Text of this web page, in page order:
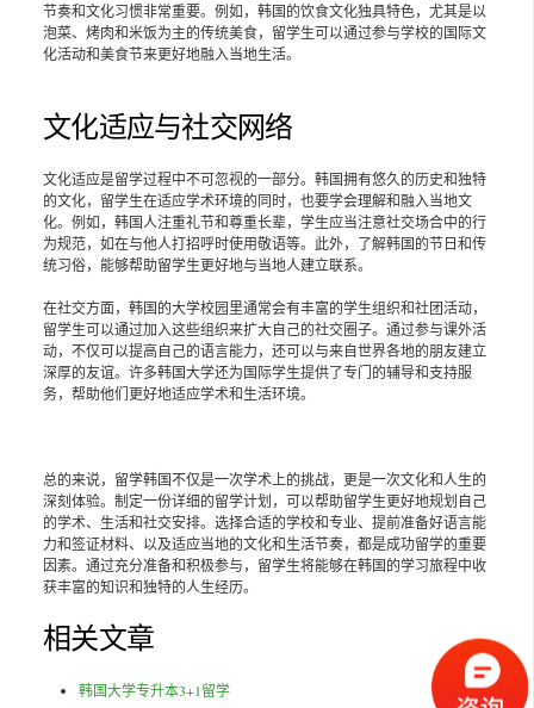
节奏和文化习惯非常重要。例如，韩国的饮食文化独具特色，尤其是以
泡菜、烤肉和米饭为主的传统美食，留学生可以通过参与学校的国际文
化活动和美食节来更好地融入当地生活。
文化适应与社交网络
文化适应是留学过程中不可忽视的一部分。韩国拥有悠久的历史和独特
的文化，留学生在适应学术环境的同时，也要学会理解和融入当地文
化。例如，韩国人注重礼节和尊重长辈，学生应当注意社交场合中的行
为规范，如在与他人打招呼时使用敬语等。此外，了解韩国的节日和传
统习俗，能够帮助留学生更好地与当地人建立联系。
在社交方面，韩国的大学校园里通常会有丰富的学生组织和社团活动，
留学生可以通过加入这些组织来扩大自己的社交圈子。通过参与课外活
动，不仅可以提高自己的语言能力，还可以与来自世界各地的朋友建立
深厚的友谊。许多韩国大学还为国际学生提供了专门的辅导和支持服
务，帮助他们更好地适应学术和生活环境。
总的来说，留学韩国不仅是一次学术上的挑战，更是一次文化和人生的
深刻体验。制定一份详细的留学计划，可以帮助留学生更好地规划自己
的学术、生活和社交安排。选择合适的学校和专业、提前准备好语言能
力和签证材料、以及适应当地的文化和生活节奏，都是成功留学的重要
因素。通过充分准备和积极参与，留学生将能够在韩国的学习旅程中收
获丰富的知识和独特的人生经历。
相关文章
韩国大学专升本3+1留学